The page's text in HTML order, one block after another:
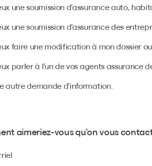
une soumission d’assurance auto,
une soumission d’assurance des
faire une modification à mon dossier
parler à l’un de vos agents assurance
autre demande d’information.
aimeriez-vous qu’on vous